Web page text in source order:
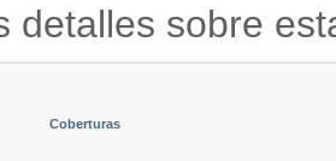
detalles sobre
Coberturas